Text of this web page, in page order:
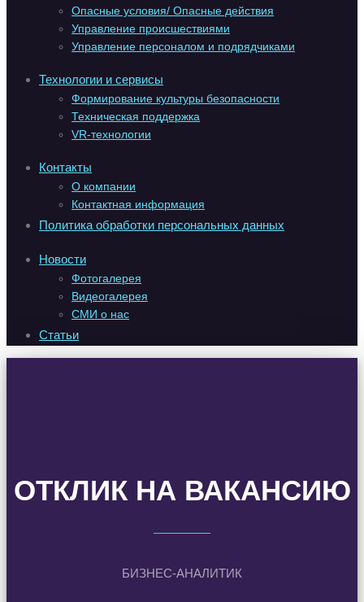
Опасные условия/ Опасные действия
Управление происшествиями
Управление персоналом и подрядчиками
Технологии и сервисы
Формирование культуры безопасности
Техническая поддержка
VR-технологии
Контакты
О компании
Контактная информация
Политика обработки персональных данных
Новости
Фотогалерея
Видеогалерея
СМИ о нас
Статьи
ОТКЛИК НА ВАКАНСИЮ
БИЗНЕС-АНАЛИТИК